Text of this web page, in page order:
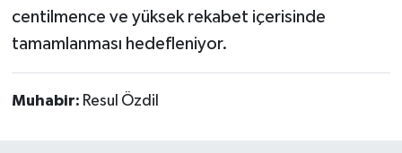
centilmence ve yüksek rekabet içerisinde
tamamlanması hedefleniyor.
Muhabir: Resul Özdil